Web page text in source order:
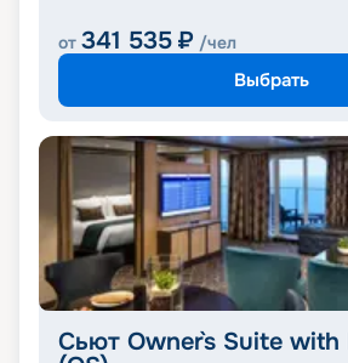
от 341 535 ₽ /чел
Выбрать
Сьют Owner`s Suite with